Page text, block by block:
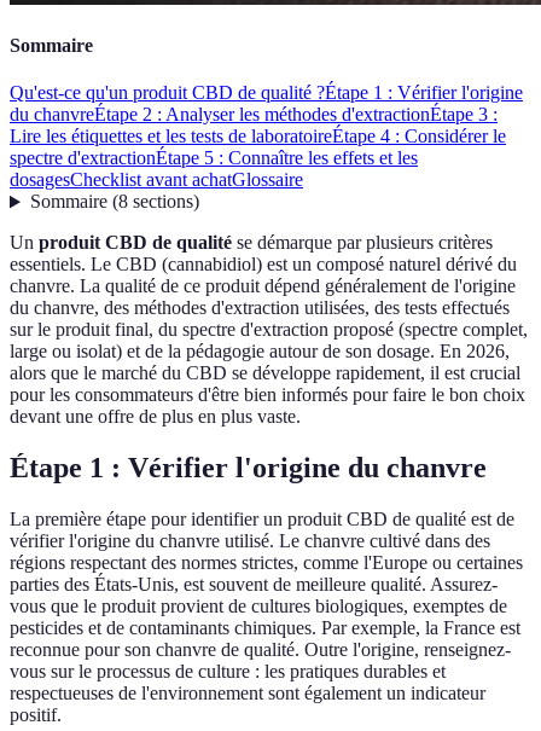
Sommaire
Qu'est-ce qu'un produit CBD de qualité ?Étape 1 : Vérifier l'origine
du chanvreÉtape 2 : Analyser les méthodes d'extractionÉtape 3 :
Lire les étiquettes et les tests de laboratoireÉtape 4 : Considérer le
spectre d'extractionÉtape 5 : Connaître les effets et les
dosagesChecklist avant achatGlossaire
Sommaire(8 sections)
Un produit CBD de qualité se démarque par plusieurs critères
essentiels. Le CBD (cannabidiol) est un composé naturel dérivé du
chanvre. La qualité de ce produit dépend généralement de l'origine
du chanvre, des méthodes d'extraction utilisées, des tests effectués
sur le produit final, du spectre d'extraction proposé (spectre complet,
large ou isolat) et de la pédagogie autour de son dosage. En 2026,
alors que le marché du CBD se développe rapidement, il est crucial
pour les consommateurs d'être bien informés pour faire le bon choix
devant une offre de plus en plus vaste.
Étape 1 : Vérifier l'origine du chanvre
La première étape pour identifier un produit CBD de qualité est de
vérifier l'origine du chanvre utilisé. Le chanvre cultivé dans des
régions respectant des normes strictes, comme l'Europe ou certaines
parties des États-Unis, est souvent de meilleure qualité. Assurez-
vous que le produit provient de cultures biologiques, exemptes de
pesticides et de contaminants chimiques. Par exemple, la France est
reconnue pour son chanvre de qualité. Outre l'origine, renseignez-
vous sur le processus de culture : les pratiques durables et
respectueuses de l'environnement sont également un indicateur
positif.